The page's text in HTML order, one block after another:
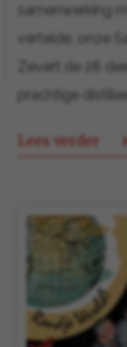
samenwerking
vertelde, onze
Zevert de 28
prachtige
Lees verder